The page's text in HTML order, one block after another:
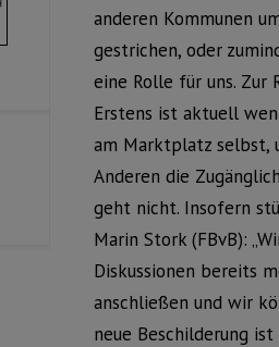
anderen Kommunen
gestrichen, oder
eine Rolle für uns.
Erstens ist aktuell
am Marktplatz selbst,
Anderen die
geht nicht. Insofern
Marin Stork (FBvB):
Diskussionen bereits
anschließen und wir
neue Beschilderung